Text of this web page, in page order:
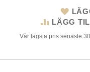
LÄGG
Vår lägsta pris senaste